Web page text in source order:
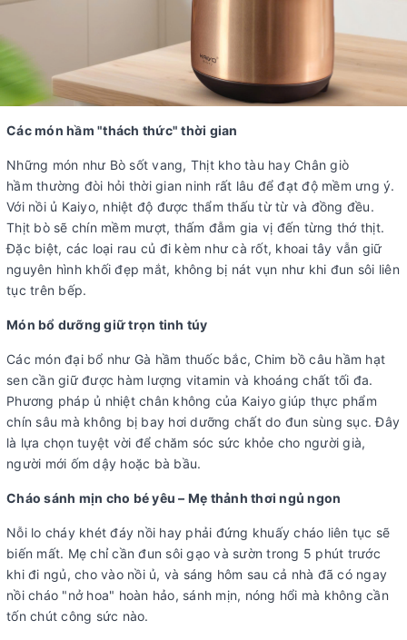
Các món hầm "thách thức" thời gian
Những món như Bò sốt vang, Thịt kho tàu hay Chân giò
hầm thường đòi hỏi thời gian ninh rất lâu để đạt độ mềm ưng ý.
Với nồi ủ Kaiyo, nhiệt độ được thẩm thấu từ từ và đồng đều.
Thịt bò sẽ chín mềm mượt, thấm đẫm gia vị đến từng thớ thịt.
Đặc biệt, các loại rau củ đi kèm như cà rốt, khoai tây vẫn giữ
nguyên hình khối đẹp mắt, không bị nát vụn như khi đun sôi liên
tục trên bếp.
Món bổ dưỡng giữ trọn tinh túy
Các món đại bổ như Gà hầm thuốc bắc, Chim bồ câu hầm hạt
sen cần giữ được hàm lượng vitamin và khoáng chất tối đa.
Phương pháp ủ nhiệt chân không của Kaiyo giúp thực phẩm
chín sâu mà không bị bay hơi dưỡng chất do đun sùng sục. Đây
là lựa chọn tuyệt vời để chăm sóc sức khỏe cho người già,
người mới ốm dậy hoặc bà bầu.
Cháo sánh mịn cho bé yêu – Mẹ thảnh thơi ngủ ngon
Nỗi lo cháy khét đáy nồi hay phải đứng khuấy cháo liên tục sẽ
biến mất. Mẹ chỉ cần đun sôi gạo và sườn trong 5 phút trước
khi đi ngủ, cho vào nồi ủ, và sáng hôm sau cả nhà đã có ngay
nồi cháo "nở hoa" hoàn hảo, sánh mịn, nóng hổi mà không cần
tốn chút công sức nào.